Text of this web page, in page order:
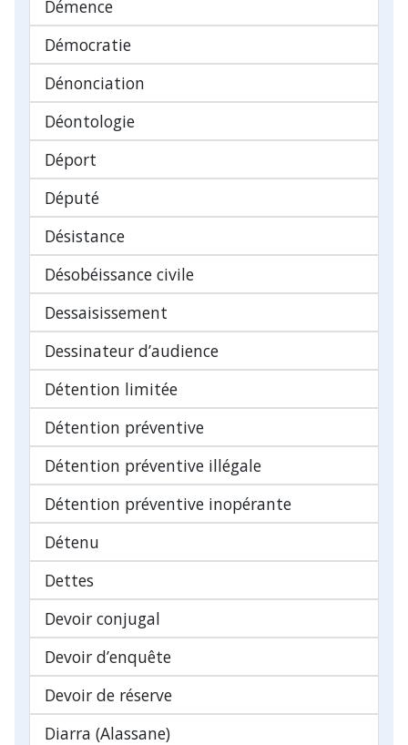
Démence
Démocratie
Dénonciation
Déontologie
Déport
Député
Désistance
Désobéissance civile
Dessaisissement
Dessinateur d’audience
Détention limitée
Détention préventive
Détention préventive illégale
Détention préventive inopérante
Détenu
Dettes
Devoir conjugal
Devoir d’enquête
Devoir de réserve
Diarra (Alassane)